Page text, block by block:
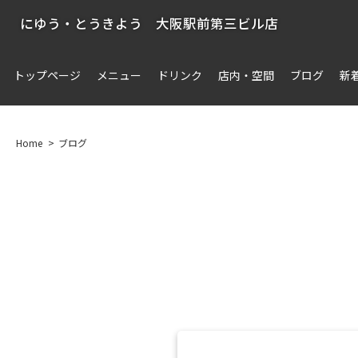
にゆう・とうきよう 大阪駅前第三ビル店
トップページ メニュー ドリンク 店内・空間 ブログ 新
Home ブログ